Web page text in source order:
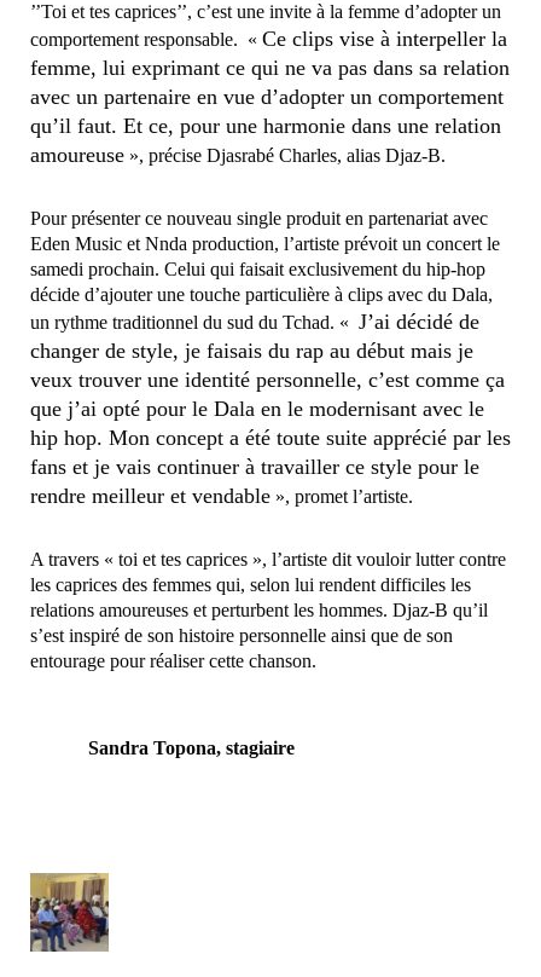
’’Toi et tes caprices’’, c’est une invite à la femme d’adopter un
comportement responsable. « Ce clips vise à interpeller la
femme, lui exprimant ce qui ne va pas dans sa relation
avec un partenaire en vue d’adopter un comportement
qu’il faut. Et ce, pour une harmonie dans une relation
amoureuse », précise Djasrabé Charles, alias Djaz-B.
Pour présenter ce nouveau single produit en partenariat avec
Eden Music et Nnda production, l’artiste prévoit un concert le
samedi prochain. Celui qui faisait exclusivement du hip-hop
décide d’ajouter une touche particulière à clips avec du Dala,
un rythme traditionnel du sud du Tchad. « J’ai décidé de
changer de style, je faisais du rap au début mais je
veux trouver une identité personnelle, c’est comme ça
que j’ai opté pour le Dala en le modernisant avec le
hip hop. Mon concept a été toute suite apprécié par les
fans et je vais continuer à travailler ce style pour le
rendre meilleur et vendable », promet l’artiste.
A travers « toi et tes caprices », l’artiste dit vouloir lutter contre
les caprices des femmes qui, selon lui rendent difficiles les
relations amoureuses et perturbent les hommes. Djaz-B qu’il
s’est inspiré de son histoire personnelle ainsi que de son
entourage pour réaliser cette chanson.
Sandra Topona, stagiaire